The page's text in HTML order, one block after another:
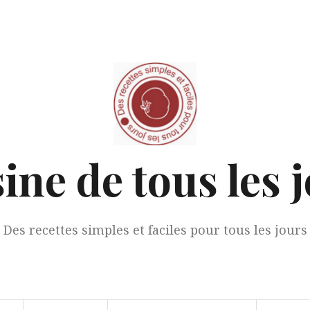
de tous les
Des recettes simples et faciles pour tous les jours